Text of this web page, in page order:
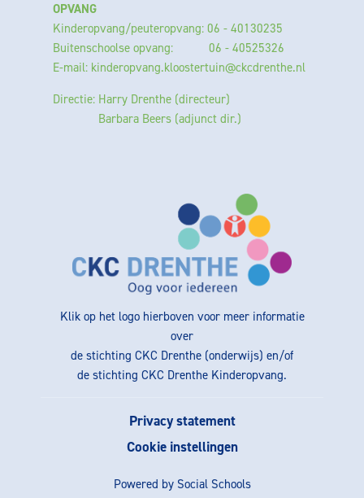
OPVANG
Kinderopvang/peuteropvang: 06 - 40130235
Buitenschoolse opvang: 06 - 40525326
E-mail: kinderopvang.kloostertuin@ckcdrenthe.nl
Directie: Harry Drenthe (directeur)
Barbara Beers (adjunct dir.)
Klik op het logo hierboven voor meer informatie
over
de stichting CKC Drenthe (onderwijs) en/of
de stichting CKC Drenthe Kinderopvang.
Privacy statement
Cookie instellingen
Powered by Social Schools